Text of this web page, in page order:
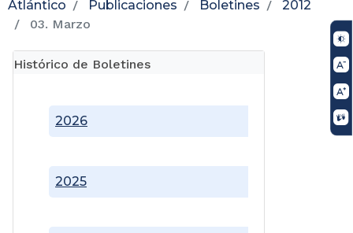
Atlántico Publicaciones Boletines
2012
03. Marzo
Histórico de Boletines
2025
2026